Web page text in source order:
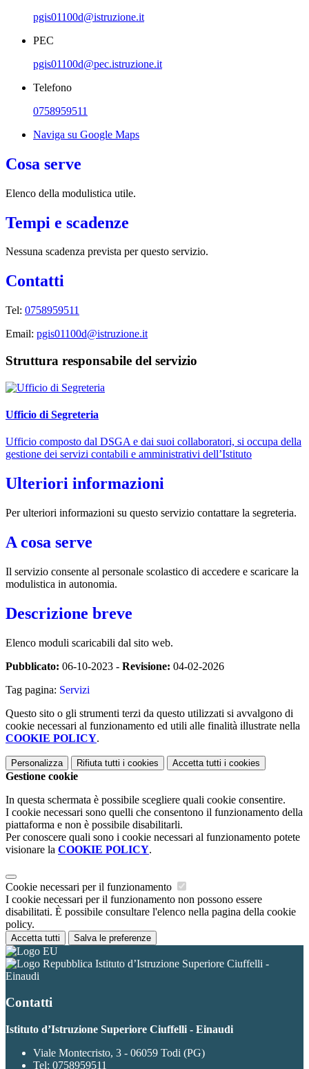
pgis01100d@istruzione.it
PEC
pgis01100d@pec.istruzione.it
Telefono
0758959511
Naviga su Google Maps
Cosa serve
Elenco della modulistica utile.
Tempi e scadenze
Nessuna scadenza prevista per questo servizio.
Contatti
Tel: 0758959511
Email: pgis01100d@istruzione.it
Struttura responsabile del servizio
Ufficio di Segreteria
Ufficio composto dal DSGA e dai suoi collaboratori, si occupa della
gestione dei servizi contabili e amministrativi dell’Istituto
Ulteriori informazioni
Per ulteriori informazioni su questo servizio contattare la segreteria.
A cosa serve
Il servizio consente al personale scolastico di accedere e scaricare la
modulistica in autonomia.
Descrizione breve
Elenco moduli scaricabili dal sito web.
Pubblicato: 06-10-2023 - Revisione: 04-02-2026
Tag pagina: Servizi
Questo sito o gli strumenti terzi da questo utilizzati si avvalgono di
cookie necessari al funzionamento ed utili alle finalità illustrate nella
COOKIE POLICY.
Personalizza Rifiuta tutti i cookies Accetta tutti i cookies
Gestione cookie
In questa schermata è possibile scegliere quali cookie consentire.
I cookie necessari sono quelli che consentono il funzionamento della
piattaforma e non è possibile disabilitarli.
Per conoscere quali sono i cookie necessari al funzionamento potete
visionare la COOKIE POLICY.
Cookie necessari per il funzionamento
I cookie necessari per il funzionamento non possono essere
disabilitati. È possibile consultare l'elenco nella pagina della cookie
policy.
Accetta tutti Salva le preferenze
Istituto d’Istruzione Superiore Ciuffelli -
Einaudi
Contatti
Istituto d’Istruzione Superiore Ciuffelli - Einaudi
Viale Montecristo, 3 - 06059 Todi (PG)
Tel: 0758959511